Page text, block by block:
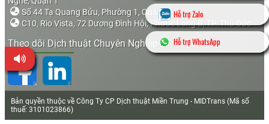
Số 44 Tạ Quang Bửu, Phường 1, Quận 8
C10, Rio Vista, 72 Dương Đình Hội, Phước Long B, TP. Thủ Đức
Theo dõi Dịch thuật Chuyên Nghiệp
Bản quyền thuộc về Công Ty CP Dịch thuật Miền Trung - MIDTrans (Mã số
thuế: 3101023866)
Hỗ trợ Zalo
Hỗ trợ WhatsApp